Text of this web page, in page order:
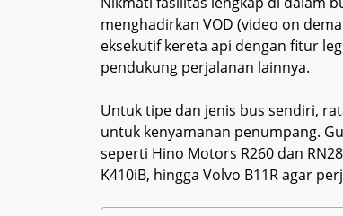
menghadirkan VOD (video on
eksekutif kereta api dengan fitur
pendukung perjalanan lainnya.
Untuk tipe dan jenis bus sendiri,
untuk kenyamanan penumpang.
seperti Hino Motors R260 dan
K410iB, hingga Volvo B11R agar